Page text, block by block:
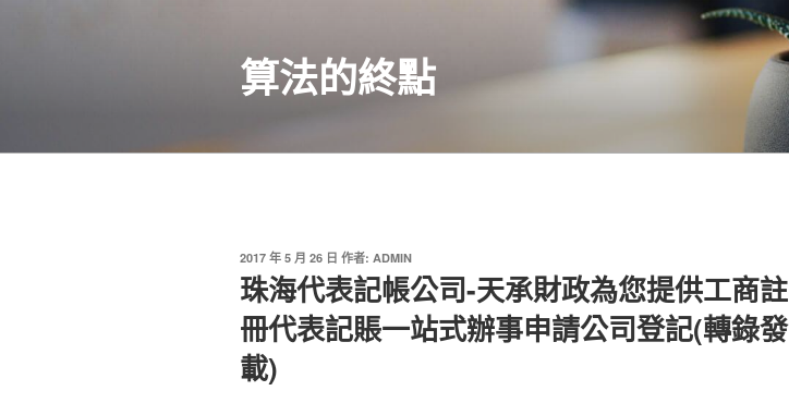
算法的終點
發
佈
於
2017 年 5 月 26 日 作者: ADMIN
珠海代表記帳公司-天承財政為您提供工商註
冊代表記賬一站式辦事申請公司登記(轉錄發
載)